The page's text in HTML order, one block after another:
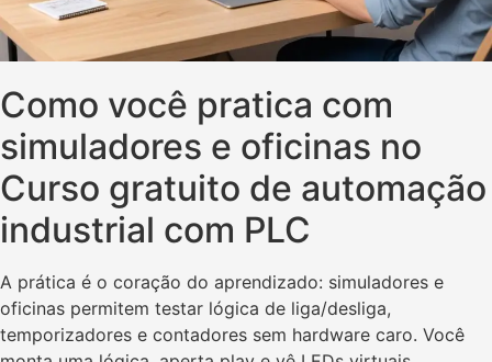
Como você pratica com
simuladores e oficinas no
Curso gratuito de automação
industrial com PLC
A prática é o coração do aprendizado: simuladores e
oficinas permitem testar lógica de liga/desliga,
temporizadores e contadores sem hardware caro. Você